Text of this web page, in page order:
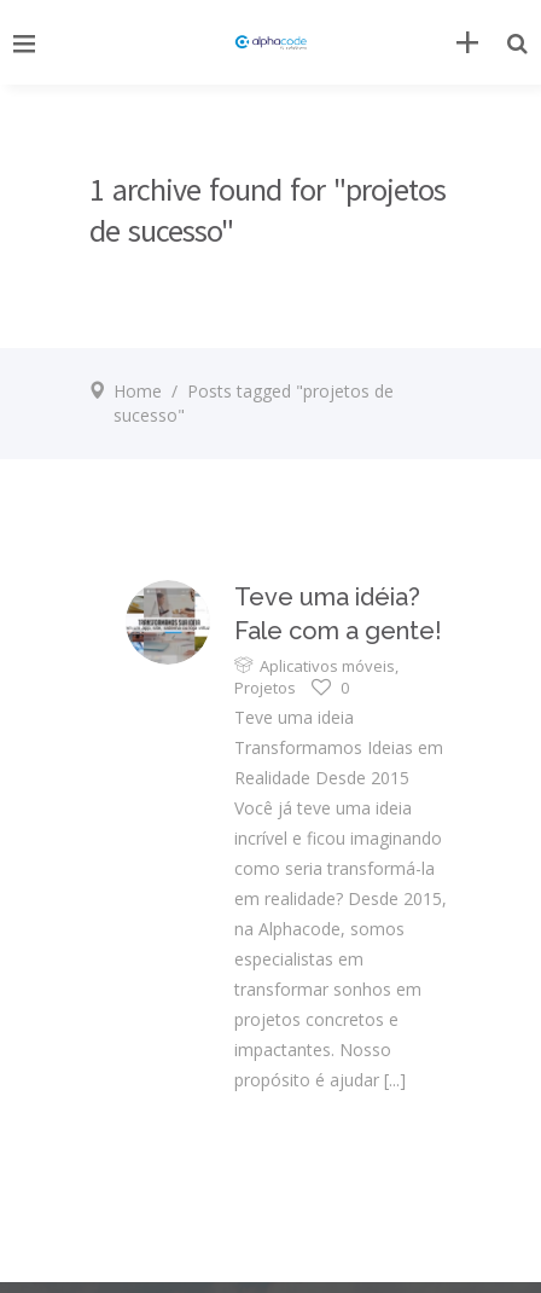
1 archive found for "projetos
de sucesso"
Home / Posts tagged "projetos de
sucesso"
Teve uma idéia?
Fale com a gente!
Aplicativos móveis,
Projetos
0
Teve uma ideia
Transformamos Ideias em
Realidade Desde 2015
Você já teve uma ideia
incrível e ficou imaginando
como seria transformá-la
em realidade? Desde 2015,
na Alphacode, somos
especialistas em
transformar sonhos em
projetos concretos e
impactantes. Nosso
propósito é ajudar [...]